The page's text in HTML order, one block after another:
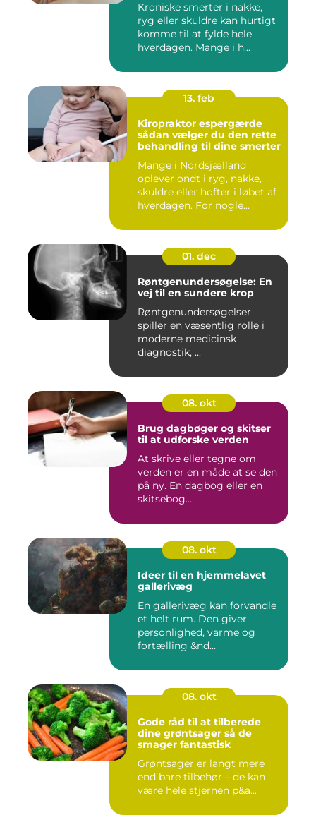
Kroniske smerter i nakke,
ryg eller skuldre kan hurtigt
komme til at fylde hele
hverdagen. Mange i h...
13. feb
Kiropraktor espergærde
sådan vælger du den rette
behandling til dine smerter
Mange i Nordsjælland
oplever ondt i ryg, nakke,
skuldre eller hofter i løbet af
hverdagen. For nogle...
01. dec
Røntgenundersøgelse: En
vej til en sundere krop
Røntgenundersøgelser
spiller en væsentlig rolle i
moderne medicinsk
diagnostik, ...
08. okt
Brug dagbøger og skitser
til at udforske verden
At skrive eller tegne om
verden er en måde at se den
på ny. En dagbog eller en
skitsebog...
08. okt
Ideer til en hjemmelavet
gallerivæg
En gallerivæg kan forvandle
et helt rum. Den giver
personlighed, varme og
fortælling &nd...
08. okt
Gode råd til at tilberede
dine grøntsager så de
smager fantastisk
Grøntsager er langt mere
end bare tilbehør – de kan
være hele stjernen p&a...